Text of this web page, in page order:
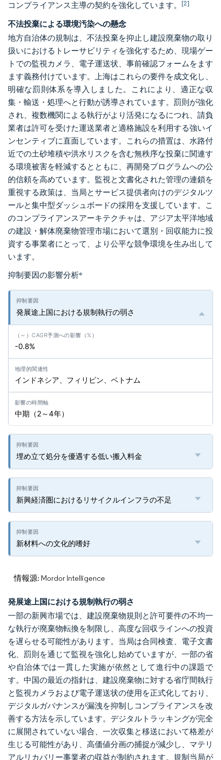
コンプライアンス主導の契約を強化しています。 [2]
不法投棄による環境汚染への懸念
地方自治体の規制は、不法投棄を抑止し建設廃棄物の取り
扱いにおけるトレーサビリティを強化するため、現場ゲー
トでの監視カメラ、電子運送状、事前確認フォームをます
ます義務付けています。上海はこれらの要件を成文化し、
明確な罰則体系を導入しました。これにより、適正な収
集・輸送・処理へと行動が誘導されています。罰則が強化
され、複数機関による執行がより活発になるにつれ、請負
業者は許可を受けた運送業者と適格施設を利用する強いイ
ンセンティブに直面しています。これらの措置は、水路付
近での土砂堆積や洪水リスクを含む無秩序な投棄に関連す
る環境被害を軽減するとともに、再開発プログラムへの公
的信頼を高めています。監視と文書化された管理の連鎖を
重視する政策は、当局とサービス提供者向けのデジタルツ
ールと集中型ダッシュボードの採用を支援しています。こ
のコンプライアンスアーキテクチャは、アジア太平洋地域
の建設・解体廃棄物管理市場において選別・回収能力に投
資する事業者にとって、より公平な競争環境を生み出して
います。
抑制要因の影響分析*
発展途上国における規制執行の弱さ
-0.8%
インドネシア、フィリピン、ベトナム
中期（2～4年）
埋め立て処分を優遇する低い搬入料金
新興経済圏におけるリサイクルインフラの不足
新材料への文化的嗜好
情報源: Mordor Intelligence
発展途上国における規制執行の弱さ
一部の新興市場では、建設廃棄物規則と許可要件の不均一
な執行が廃棄物転換を制限し、高度な回収ラインへの投資
を遅らせる可能性があります。当局は合同検査、電子文書
化、罰則を通じて監視を強化し始めていますが、一部の省
や自治体では一貫した実施が依然として進行中の課題で
す。中国の最近の指針は、建設廃棄物に対する省庁間執行
と監視カメラおよび電子運送状の使用を正式化しており、
デジタルガバナンスが漏洩を抑制しコンプライアンスを改
善する方法を示しています。デジタルトラッキングが完全
に展開されていない場合、一次収集と移送において格差が
生じる可能性があり、高価値分画の捕捉が減少し、マテリ
アルリカバリー事業者の収益が制約されます。規制当局が